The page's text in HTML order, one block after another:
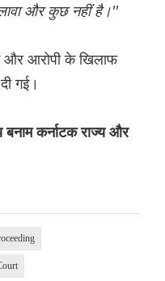
और कुछ नहीं है।''
और आरोपी के खिलाफ
गई।
कर्नाटक राज्य और